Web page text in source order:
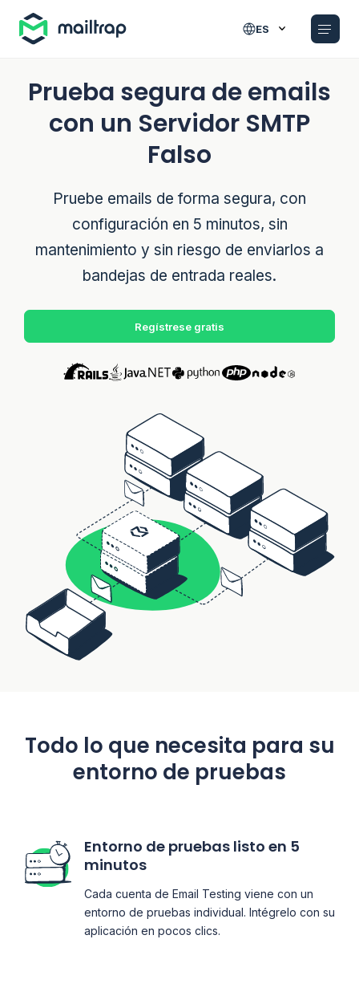
ES
Prueba segura de emails
con un Servidor SMTP
Falso
Pruebe emails de forma segura, con
configuración en 5 minutos, sin
mantenimiento y sin riesgo de enviarlos a
bandejas de entrada reales.
Regístrese gratis
Todo lo que necesita para su
entorno de pruebas
Entorno de pruebas listo en 5
minutos
Cada cuenta de Email Testing viene con un
entorno de pruebas individual. Intégrelo con su
aplicación en pocos clics.